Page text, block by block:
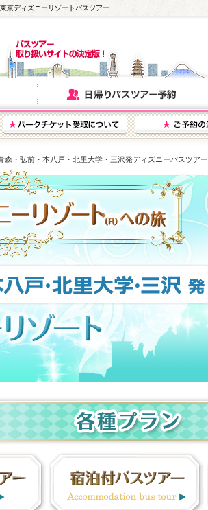
京ディズニーリゾートバスツアー
森・弘前・本八戸・北里大学・三沢発ディズニーバスツアー